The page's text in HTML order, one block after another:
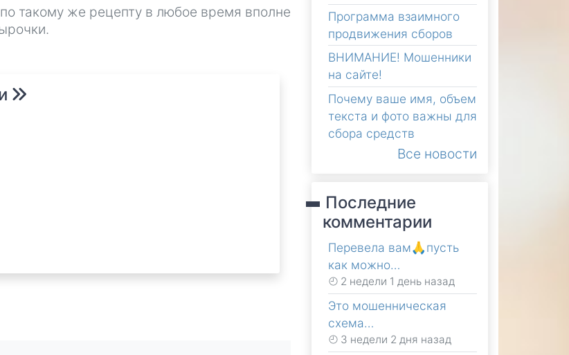
такому же рецепту в любое время вполне
Программа взаимного
продвижения сборов
ВНИМАНИЕ! Мошенники
на сайте!
Почему ваше имя, объем
текста и фото важны для
сбора средств
Все новости
Последние
комментарии
Перевела вам🙏пусть
как можно…
2 недели 1 день назад
Это мошенническая
схема…
3 недели 2 дня назад